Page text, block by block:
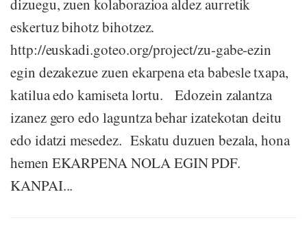
dizuegu, zuen kolaborazioa aldez aurretik
eskertuz bihotz bihotzez.
http://euskadi.goteo.org/project/zu-gabe-ezin
egin dezakezue zuen ekarpena eta babesle txapa,
katilua edo kamiseta lortu. Edozein zalantza
izanez gero edo laguntza behar izatekotan deitu
edo idatzi mesedez. Eskatu duzuen bezala, hona
hemen EKARPENA NOLA EGIN PDF.
KANPAI...